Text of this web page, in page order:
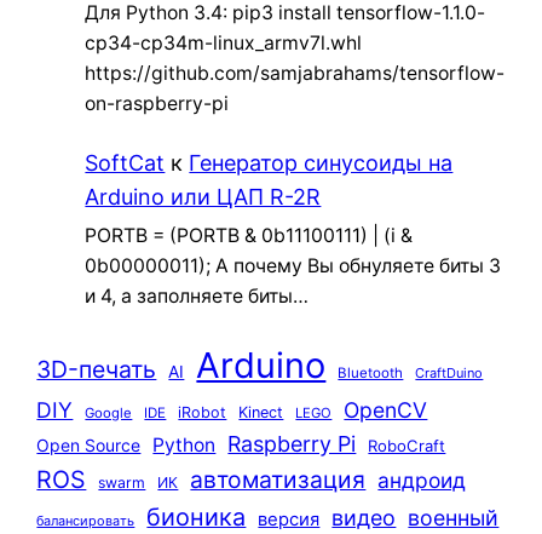
Для Python 3.4: pip3 install tensorflow-1.1.0-
cp34-cp34m-linux_armv7l.whl
https://github.com/samjabrahams/tensorflow-
on-raspberry-pi
SoftCat к Генератор синусоиды на
Arduino или ЦАП R-2R
PORTB = (PORTB & 0b11100111) | (i &
0b00000011); А почему Вы обнуляете биты 3
и 4, а заполняете биты…
3D-печать AI Arduino Bluetooth CraftDuino
DIY Google IDE iRobot Kinect LEGO OpenCV
Open Source Python Raspberry Pi RoboCraft
ROS swarm ИК автоматизация андроид
балансировать бионика версия видео военный